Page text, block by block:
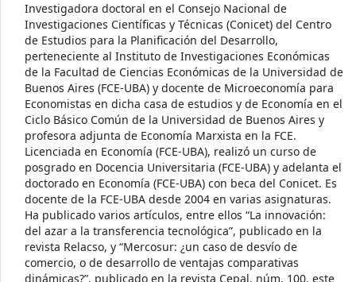
Investigadora doctoral en el Consejo Nacional de
Investigaciones Científicas y Técnicas (Conicet) del Centro
de Estudios para la Planificación del Desarrollo,
perteneciente al Instituto de Investigaciones Económicas
de la Facultad de Ciencias Económicas de la Universidad de
Buenos Aires (FCE-UBA) y docente de Microeconomía para
Economistas en dicha casa de estudios y de Economía en el
Ciclo Básico Común de la Universidad de Buenos Aires y
profesora adjunta de Economía Marxista en la FCE.
Licenciada en Economía (FCE-UBA), realizó un curso de
posgrado en Docencia Universitaria (FCE-UBA) y adelanta el
doctorado en Economía (FCE-UBA) con beca del Conicet. Es
docente de la FCE-UBA desde 2004 en varias asignaturas.
Ha publicado varios artículos, entre ellos “La innovación:
del azar a la transferencia tecnológica”, publicado en la
revista Relacso, y “Mercosur: ¿un caso de desvío de
comercio, o de desarrollo de ventajas comparativas
dinámicas?”, publicado en la revista Cepal, núm. 100, este